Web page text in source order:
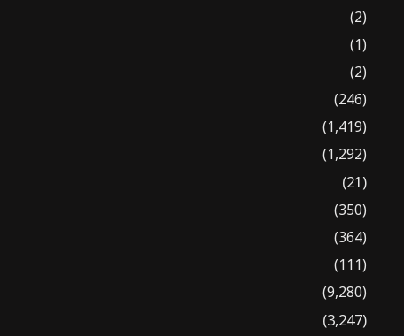
(2)
(1)
(2)
(246)
(1,419)
(1,292)
(21)
(350)
(364)
(111)
(9,280)
(3,247)